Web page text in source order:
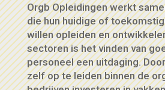
Orgb Opleidingen werkt
die hun huidige of
willen opleiden en
sectoren is het vinden van
personeel een uitdaging.
zelf op te leiden binnen de